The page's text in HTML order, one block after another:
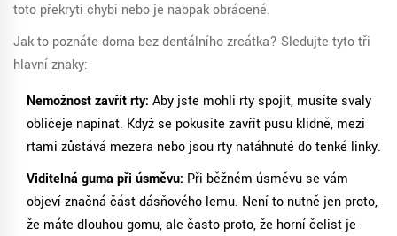
toto překrytí chybí nebo je naopak obrácené.
Jak to poznáte doma bez dentálního zrcátka? Sledujte tyto tři
hlavní znaky:
Nemožnost zavřít rty: Aby jste mohli rty spojit, musíte svaly
obličeje napínat. Když se pokusíte zavřít pusu klidně, mezi
rtami zůstává mezera nebo jsou rty natáhnuté do tenké linky.
Viditelná guma při úsměvu: Při běžném úsměvu se vám
objeví značná část dásňového lemu. Není to nutně jen proto,
že máte dlouhou gomu, ale často proto, že horní čelist je